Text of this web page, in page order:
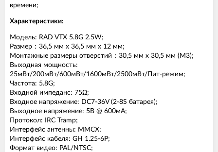
времени;
Характеристики:
Модель: RAD VTX 5.8G 2.5W;
Размер：36,5 мм x 36,5 мм x 12 мм;
Монтажные размеры отверстий：30,5 мм x 30,5 мм (M3);
Выходная мощность:
25мВт/200мВт/600мВт/1600мВт/2500мВт/Пит-режим;
Частота: 5.8G;
Входной импеданс: 75Ω;
Входное напряжение: DC7-36V (2-8S батарея);
Выходное напряжение: 5В @ 600мА;
Протокол: IRC Tramp;
Интерфейс антенны: MMCX;
Интерфейс кабеля: GH 1.25-6P;
Формат видео: PAL/NTSC;